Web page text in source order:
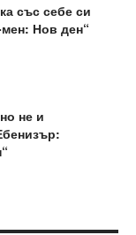
със себе си
Нов ден“
не и